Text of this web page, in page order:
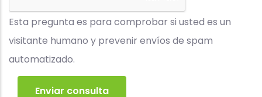
Esta pregunta es para comprobar si usted es un
visitante humano y prevenir envíos de spam
automatizado.